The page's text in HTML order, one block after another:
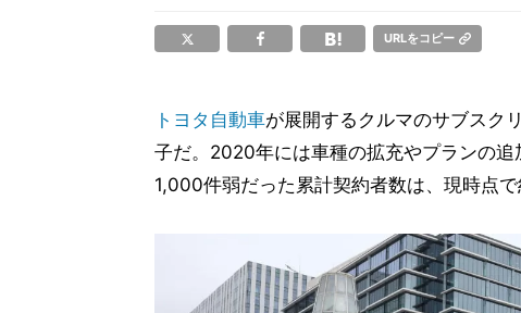
URLをコピー
トヨタ 自動車が展開するクルマのサブスク
子だ。2020年には車種の拡充やプランの
1,000件弱だった累計契約者数は、現時点